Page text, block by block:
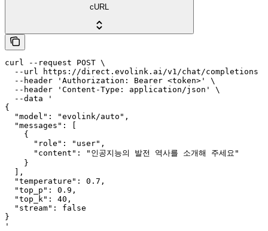
cURL
curl --request POST \
  --url https://direct.evolink.ai/v1/chat/completions \
  --header 'Authorization: Bearer <token>' \
  --header 'Content-Type: application/json' \
  --data '
{
  "model": "evolink/auto",
  "messages": [
    {
      "role": "user",
      "content": "인공지능의 발전 역사를 소개해 주세요"
    }
  ],
  "temperature": 0.7,
  "top_p": 0.9,
  "top_k": 40,
  "stream": false
}
'